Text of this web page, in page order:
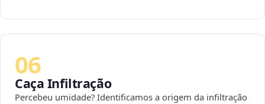
06
Caça Infiltração
Percebeu umidade? Identificamos a origem da infiltração